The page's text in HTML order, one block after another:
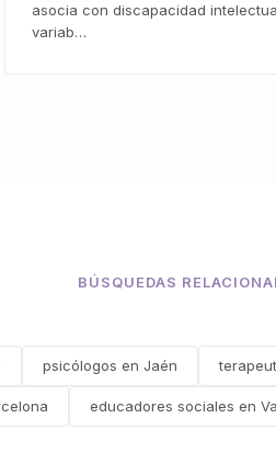
asocia con discapacidad
variab…
BÚSQUEDAS
psicólogos en Jaén
educadores sociales en